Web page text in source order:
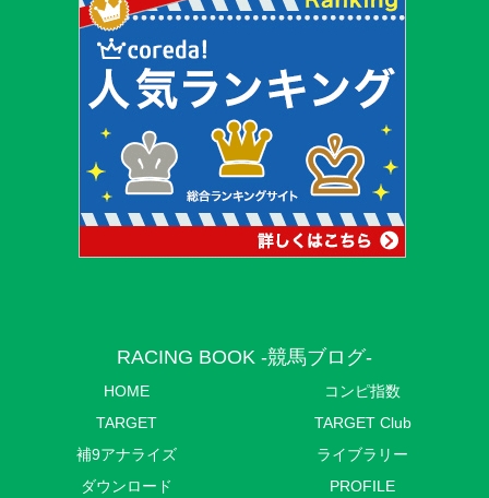
RACING BOOK -競馬ブログ-
HOME
コンピ指数
TARGET
TARGET Club
補9アナライズ
ライブラリー
ダウンロード
PROFILE